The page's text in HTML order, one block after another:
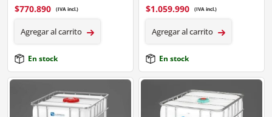
$770.890 (IVA incl.)
Agregar al carrito
En stock
$1.059.990 (IVA incl.)
Agregar al carrito
En stock